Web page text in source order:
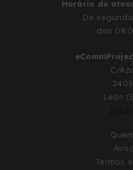
Horário de
De
das
C/
León
Termos